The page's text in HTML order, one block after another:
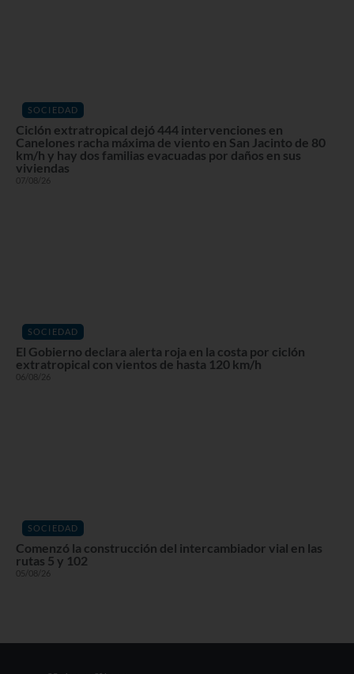
SOCIEDAD
Ciclón extratropical dejó 444 intervenciones en
Canelones racha máxima de viento en San Jacinto de 80
km/h y hay dos familias evacuadas por daños en sus
viviendas
07/08/26
SOCIEDAD
El Gobierno declara alerta roja en la costa por ciclón
extratropical con vientos de hasta 120 km/h
06/08/26
SOCIEDAD
Comenzó la construcción del intercambiador vial en las
rutas 5 y 102
05/08/26